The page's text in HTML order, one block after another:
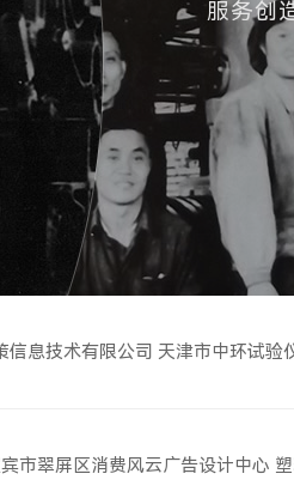
服务创
信息技术有限公司 天津市中环试验
市翠屏区消费风云广告设计中心